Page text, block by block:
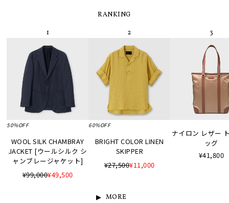
RANKING
50%OFF
WOOL SILK CHAMBRAY
JACKET [ウールシルク シ
ャンブレージャケット]
¥99,000¥49,500
60%OFF
BRIGHT COLOR LINEN
SKIPPER
¥27,500¥11,000
ナイロン レザー
ッグ
¥41,800
MORE